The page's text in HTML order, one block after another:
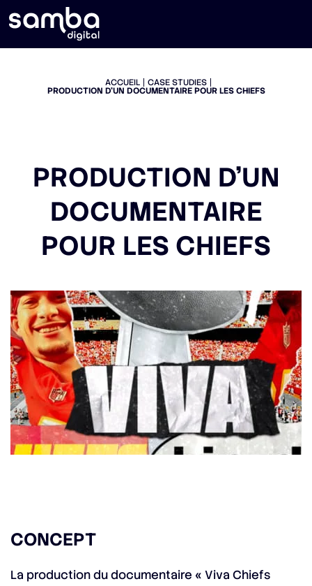
ACCUEIL CASE STUDIES
PRODUCTION D’UN DOCUMENTAIRE POUR LES CHIEFS
PRODUCTION D’UN
DOCUMENTAIRE
POUR LES CHIEFS
CONCEPT
La production du documentaire « Viva Chiefs